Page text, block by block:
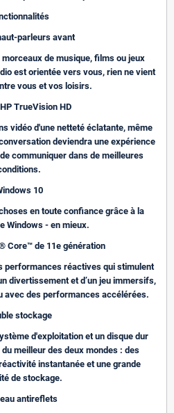
parleurs avant
de musique, films ou jeux
est orientée vers vous, rien ne vient
vous et vos loisirs.
TrueVision HD
vidéo d'une netteté éclatante, même
deviendra une expérience
communiquer dans de meilleures
10
en toute confiance grâce à la
Windows - en mieux.
Core™ de 11e génération
performances réactives qui stimulent
divertissement et d’un jeu immersifs,
avec des performances accélérées.
stockage
d'exploitation et un disque dur
meilleur des deux mondes : des
instantanée et une grande
de stockage.
antireflets